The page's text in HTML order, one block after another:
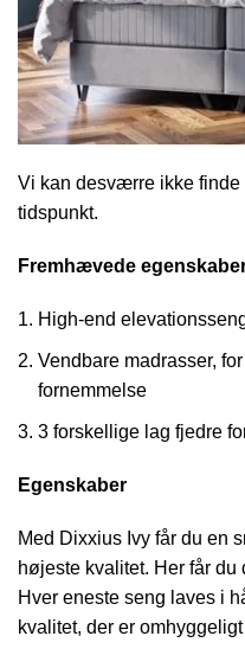
Vi kan desværre ikke
tidspunkt.
Fremhævede
High-end
Vendbare madrasser,
fornemmelse
3 forskellige lag fjedre
Egenskaber
Med Dixxius Ivy får du en
højeste kvalitet. Her får
Hver eneste seng laves i
kvalitet, der er